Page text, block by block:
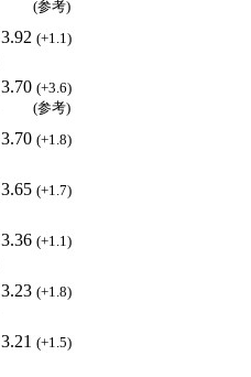
(参考)
3.92 (+1.1)
3.70 (+3.6)
(参考)
3.70 (+1.8)
3.65 (+1.7)
3.36 (+1.1)
3.23 (+1.8)
3.21 (+1.5)